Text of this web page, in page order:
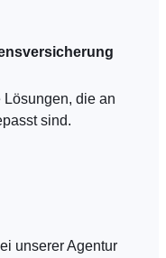
personnalisés et en
avec les
die an
sind.
unserer Agentur